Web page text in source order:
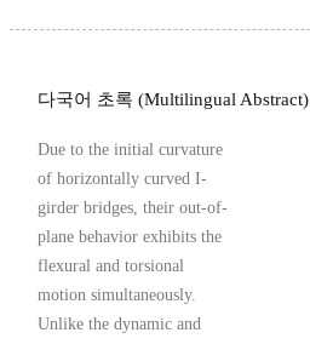
다국어 초록 (Multilingual Abstract)
Due to the initial curvature
of horizontally curved I-
girder bridges, their out-of-
plane behavior exhibits the
flexural and torsional
motion simultaneously.
Unlike the dynamic and